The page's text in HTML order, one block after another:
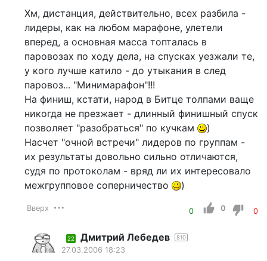
Хм, дистанция, действительно, всех разбила -
лидеры, как на любом марафоне, улетели
вперед, а основная масса топталась в
паровозах по ходу дела, на спусках уезжали те,
у кого лучше катило - до утыкания в след
паровоз... "Минимарафон"!!!
На финиш, кстати, народ в Битце толпами ваще
никогда не презжает - длинный финишный спуск
позволяет "разобраться" по кучкам
)
Насчет "очной встречи" лидеров по группам -
их результаты довольно сильно отличаются,
судя по протоколам - вряд ли их интересовало
межгрупповое соперничество
)
Вверх 0 0 0
22 Дмитрий Лебедев 810
27.03.2006 18:23